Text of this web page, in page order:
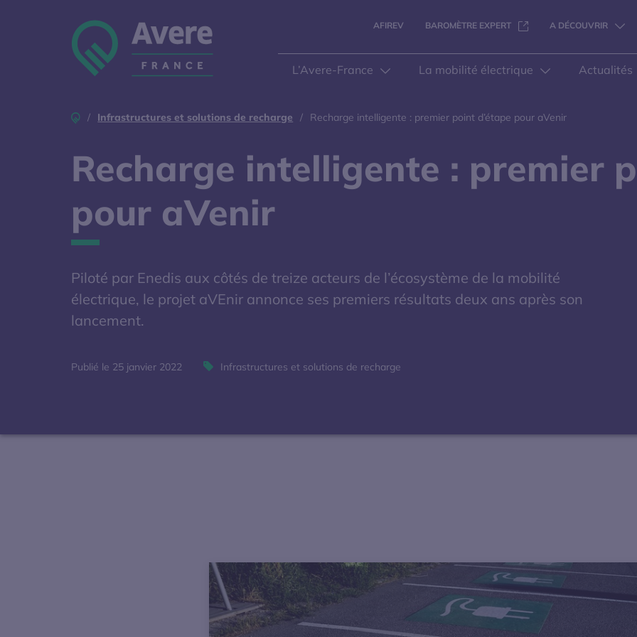
AFIREV BAROMÈTRE EXPERTS'OUVRE DANS UNE
A DÉCOUVRIR
L’Avere-France La mobilité électrique Actualités
AccueilInfrastructures et solutions de recharge Recharge intelligente : premier point d’étape pour aVenir
Recharge intelligente : premier
pour aVenir
Piloté par Enedis aux côtés de treize acteurs de l’écosystème de la mobilité
électrique, le projet aVEnir annonce ses premiers résultats deux ans après son
lancement.
Publié le 25 janvier 2022 Infrastructures et solutions de recharge